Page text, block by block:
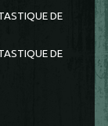
DE
DE